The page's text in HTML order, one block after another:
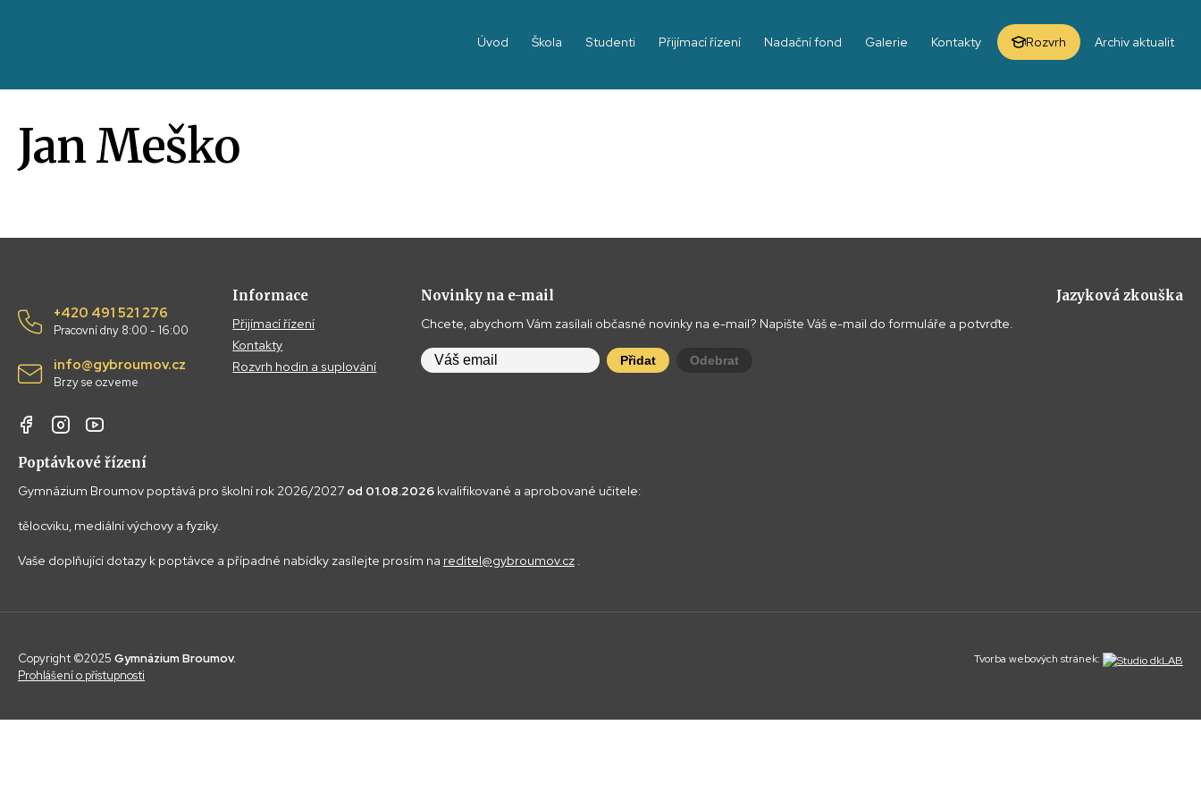
Úvod Škola Studenti Přijímací řízení Nadační fond Galerie Kontakty Rozvrh Archiv aktualit
Jan Meško
+420 491 521 276
Pracovní dny 8:00 - 16:00
info@gybroumov.cz
Brzy se ozveme
Informace
Přijímací řízení
Kontakty
Rozvrh hodin a suplování
Novinky na e-mail
Chcete, abychom Vám zasílali občasné novinky na e-mail? Napište Váš e-mail do formuláře a potvrďte.
Přidat Odebrat
Jazyková zkouška
Poptávkové řízení
Gymnázium Broumov poptává pro školní rok 2026/2027 od 01.08.2026 kvalifikované a aprobované učitele:
tělocviku, mediální výchovy a fyziky.
Vaše doplňující dotazy k poptávce a případné nabídky zasílejte prosím na reditel@gybroumov.cz .
Tvorba webových stránek:
Copyright ©2025 Gymnázium Broumov.
Prohlášení o přístupnosti